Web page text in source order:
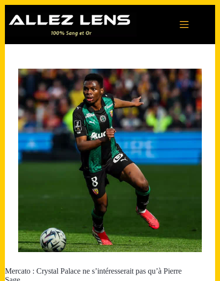
contenu
Mercato : Crystal Palace ne s’intéresserait pas qu’à Pierre